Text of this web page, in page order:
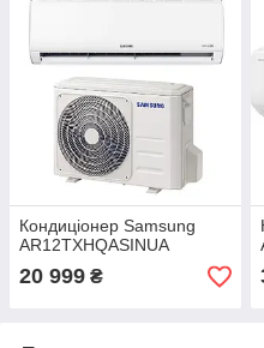
Кондиціонер Samsung
AR12TXHQASINUA
20 999 ₴